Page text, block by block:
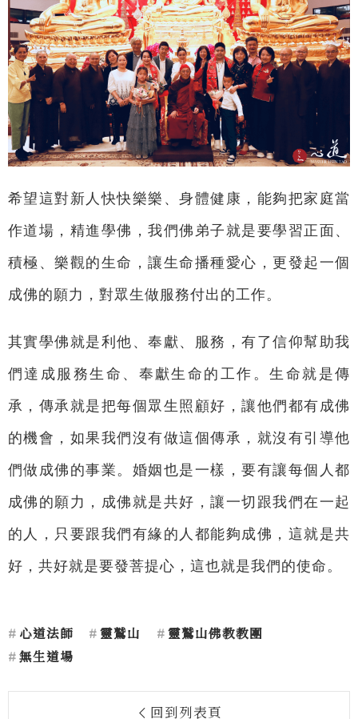
希望這對新人快快樂樂、身體健康，能夠把家庭當
作道場，精進學佛，我們佛弟子就是要學習正面、
積極、樂觀的生命，讓生命播種愛心，更發起一個
成佛的願力，對眾生做服務付出的工作。
其實學佛就是利他、奉獻、服務，有了信仰幫助我
們達成服務生命、奉獻生命的工作。生命就是傳
承，傳承就是把每個眾生照顧好，讓他們都有成佛
的機會，如果我們沒有做這個傳承，就沒有引導他
們做成佛的事業。婚姻也是一樣，要有讓每個人都
成佛的願力，成佛就是共好，讓一切跟我們在一起
的人，只要跟我們有緣的人都能夠成佛，這就是共
好，共好就是要發菩提心，這也就是我們的使命。
心道法師 靈鷲山
靈鷲山佛教教團
無生道場
回到列表頁